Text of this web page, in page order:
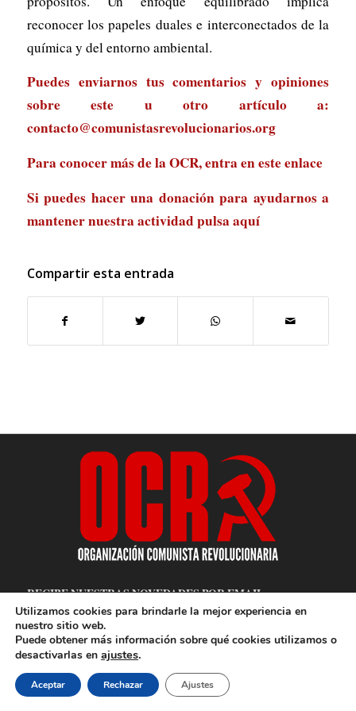
reconocer los papeles duales e interconectados de la
química y del entorno ambiental.
Puedes enviarnos tus comentarios y opiniones
sobre este u otro artículo a:
contacto@comunistasrevolucionarios.org
Para conocer más de la OCR, entra eneste enlace
Si puedes hacer una donación para ayudarnos a
mantener nuestra actividad pulsa aquí
Compartir esta entrada
RECIBE NUESTRAS NOVEDADES POR EMAIL
Utilizamos cookies para brindarle la mejor experiencia en
nuestro sitio web.
Puede obtener más información sobre qué cookies utilizamos o
desactivarlas en ajustes.
Aceptar Rechazar Ajustes